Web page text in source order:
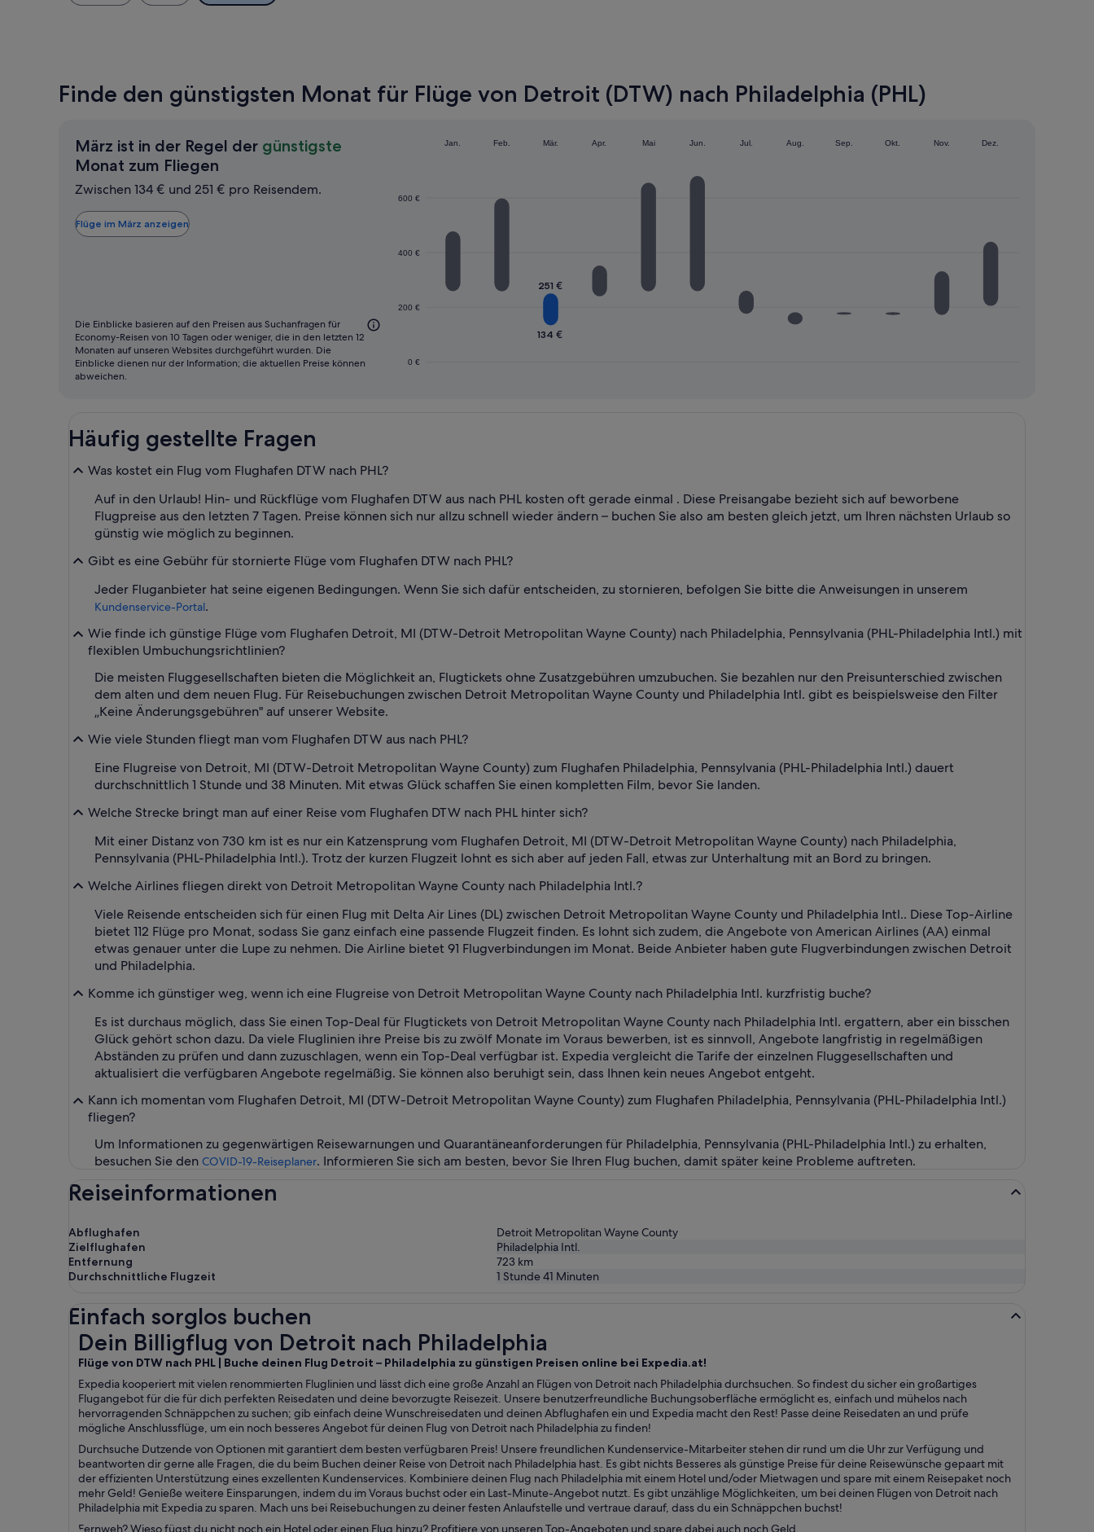
Finde den günstigsten Monat für Flüge von Detroit (DTW) nach Philadelphia (PHL)
März ist in der Regel der günstigste
Monat zum Fliegen
ist
zum
Fliegen
Zwischen 134 € und 251 € pro Reisendem.
Flüge im März anzeigen
0 €
200 €
400 €
600 €
Jan. Feb. Mär. Apr. Mai Jun. Jul. Aug. Sep. Okt. Nov. Dez.
134 €
251 €
Die Einblicke basieren auf den Preisen aus Suchanfragen für
Economy-Reisen von 10 Tagen oder weniger, die in den letzten 12
Monaten auf unseren Websites durchgeführt wurden. Die
Einblicke dienen nur der Information; die aktuellen Preise können
abweichen.
Häufig gestellte Fragen
Was kostet ein Flug vom Flughafen DTW nach PHL?
Auf in den Urlaub! Hin- und Rückflüge vom Flughafen DTW aus nach PHL kosten oft gerade einmal . Diese Preisangabe bezieht sich auf beworbene
Flugpreise aus den letzten 7 Tagen. Preise können sich nur allzu schnell wieder ändern – buchen Sie also am besten gleich jetzt, um Ihren nächsten Urlaub so
günstig wie möglich zu beginnen.
Gibt es eine Gebühr für stornierte Flüge vom Flughafen DTW nach PHL?
Jeder Fluganbieter hat seine eigenen Bedingungen. Wenn Sie sich dafür entscheiden, zu stornieren, befolgen Sie bitte die Anweisungen in unserem
Kundenservice-Portal.
Wie finde ich günstige Flüge vom Flughafen Detroit, MI (DTW-Detroit Metropolitan Wayne County) nach Philadelphia, Pennsylvania (PHL-Philadelphia Intl.) mit
flexiblen Umbuchungsrichtlinien?
Die meisten Fluggesellschaften bieten die Möglichkeit an, Flugtickets ohne Zusatzgebühren umzubuchen. Sie bezahlen nur den Preisunterschied zwischen
dem alten und dem neuen Flug. Für Reisebuchungen zwischen Detroit Metropolitan Wayne County und Philadelphia Intl. gibt es beispielsweise den Filter
„Keine Änderungsgebühren" auf unserer Website.
Wie viele Stunden fliegt man vom Flughafen DTW aus nach PHL?
Eine Flugreise von Detroit, MI (DTW-Detroit Metropolitan Wayne County) zum Flughafen Philadelphia, Pennsylvania (PHL-Philadelphia Intl.) dauert
durchschnittlich 1 Stunde und 38 Minuten. Mit etwas Glück schaffen Sie einen kompletten Film, bevor Sie landen.
Welche Strecke bringt man auf einer Reise vom Flughafen DTW nach PHL hinter sich?
Mit einer Distanz von 730 km ist es nur ein Katzensprung vom Flughafen Detroit, MI (DTW-Detroit Metropolitan Wayne County) nach Philadelphia,
Pennsylvania (PHL-Philadelphia Intl.). Trotz der kurzen Flugzeit lohnt es sich aber auf jeden Fall, etwas zur Unterhaltung mit an Bord zu bringen.
Welche Airlines fliegen direkt von Detroit Metropolitan Wayne County nach Philadelphia Intl.?
Viele Reisende entscheiden sich für einen Flug mit Delta Air Lines (DL) zwischen Detroit Metropolitan Wayne County und Philadelphia Intl.. Diese Top-Airline
bietet 112 Flüge pro Monat, sodass Sie ganz einfach eine passende Flugzeit finden. Es lohnt sich zudem, die Angebote von American Airlines (AA) einmal
etwas genauer unter die Lupe zu nehmen. Die Airline bietet 91 Flugverbindungen im Monat. Beide Anbieter haben gute Flugverbindungen zwischen Detroit
und Philadelphia.
Komme ich günstiger weg, wenn ich eine Flugreise von Detroit Metropolitan Wayne County nach Philadelphia Intl. kurzfristig buche?
Es ist durchaus möglich, dass Sie einen Top-Deal für Flugtickets von Detroit Metropolitan Wayne County nach Philadelphia Intl. ergattern, aber ein bisschen
Glück gehört schon dazu. Da viele Fluglinien ihre Preise bis zu zwölf Monate im Voraus bewerben, ist es sinnvoll, Angebote langfristig in regelmäßigen
Abständen zu prüfen und dann zuzuschlagen, wenn ein Top-Deal verfügbar ist. Expedia vergleicht die Tarife der einzelnen Fluggesellschaften und
aktualisiert die verfügbaren Angebote regelmäßig. Sie können also beruhigt sein, dass Ihnen kein neues Angebot entgeht.
Kann ich momentan vom Flughafen Detroit, MI (DTW-Detroit Metropolitan Wayne County) zum Flughafen Philadelphia, Pennsylvania (PHL-Philadelphia Intl.)
fliegen?
Um Informationen zu gegenwärtigen Reisewarnungen und Quarantäneanforderungen für Philadelphia, Pennsylvania (PHL-Philadelphia Intl.) zu erhalten,
besuchen Sie den COVID-19-Reiseplaner. Informieren Sie sich am besten, bevor Sie Ihren Flug buchen, damit später keine Probleme auftreten.
Reiseinformationen
Abflughafen
Detroit Metropolitan Wayne County
Zielflughafen
Philadelphia Intl.
Entfernung
723 km
Durchschnittliche Flugzeit
1 Stunde 41 Minuten
Einfach sorglos buchen
Dein Billigflug von Detroit nach Philadelphia
Flüge von DTW nach PHL | Buche deinen Flug Detroit – Philadelphia zu günstigen Preisen online bei Expedia.at!
Expedia kooperiert mit vielen renommierten Fluglinien und lässt dich eine große Anzahl an Flügen von Detroit nach Philadelphia durchsuchen. So findest du sicher ein großartiges
Flugangebot für die für dich perfekten Reisedaten und deine bevorzugte Reisezeit. Unsere benutzerfreundliche Buchungsoberfläche ermöglicht es, einfach und mühelos nach
hervorragenden Schnäppchen zu suchen; gib einfach deine Wunschreisedaten und deinen Abflughafen ein und Expedia macht den Rest! Passe deine Reisedaten an und prüfe
mögliche Anschlussflüge, um ein noch besseres Angebot für deinen Flug von Detroit nach Philadelphia zu finden!
Durchsuche Dutzende von Optionen mit garantiert dem besten verfügbaren Preis! Unsere freundlichen Kundenservice-Mitarbeiter stehen dir rund um die Uhr zur Verfügung und
beantworten dir gerne alle Fragen, die du beim Buchen deiner Reise von Detroit nach Philadelphia hast. Es gibt nichts Besseres als günstige Preise für deine Reisewünsche gepaart mit
der effizienten Unterstützung eines exzellenten Kundenservices. Kombiniere deinen Flug nach Philadelphia mit einem Hotel und/oder Mietwagen und spare mit einem Reisepaket noch
mehr Geld! Genieße weitere Einsparungen, indem du im Voraus buchst oder ein Last-Minute-Angebot nutzt. Es gibt unzählige Möglichkeiten, um bei deinen Flügen von Detroit nach
Philadelphia mit Expedia zu sparen. Mach uns bei Reisebuchungen zu deiner festen Anlaufstelle und vertraue darauf, dass du ein Schnäppchen buchst!
Fernweh? Wieso fügst du nicht noch ein Hotel oder einen Flug hinzu? Profitiere von unseren Top-Angeboten und spare dabei auch noch Geld.
Dein Billigflug von Detroit nach Philadelphia